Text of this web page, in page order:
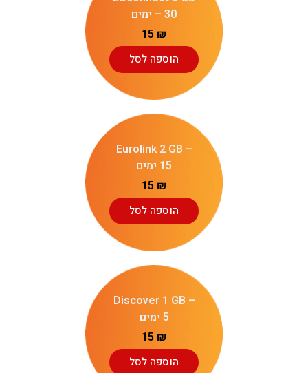
– 30 ימים
15 ₪
הוספה לסל
Eurolink 2 GB –
15 ימים
15 ₪
הוספה לסל
Discover 1 GB –
5 ימים
15 ₪
הוספה לסל